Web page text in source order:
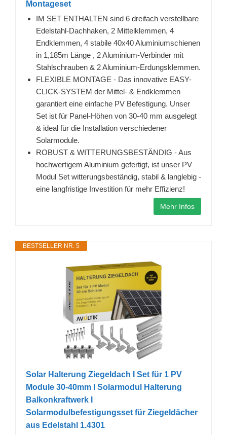
Montageset
IM SET ENTHALTEN sind 6 dreifach verstellbare
Edelstahl-Dachhaken, 2 Mittelklemmen, 4
Endklemmen, 4 stabile 40x40 Aluminiumschienen
in 1,185m Länge , 2 Aluminium-Verbinder mit
Stahlschrauben & 2 Aluminium-Erdungsklemmen.
FLEXIBLE MONTAGE - Das innovative EASY-
CLICK-SYSTEM der Mittel- & Endklemmen
garantiert eine einfache PV Befestigung. Unser
Set ist für Panel-Höhen von 30-40 mm ausgelegt
& ideal für die Installation verschiedener
Solarmodule.
ROBUST & WITTERUNGSBESTÄNDIG - Aus
hochwertigem Aluminium gefertigt, ist unser PV
Modul Set witterungsbeständig, stabil & langlebig -
eine langfristige Investition für mehr Effizienz!
Mehr Infos
BESTSELLER NR. 5
Solar Halterung Ziegeldach I Set für 1 PV
Module 30-40mm I Solarmodul Halterung
Balkonkraftwerk I
Solarmodulbefestigungsset für Ziegeldächer
aus Edelstahl 1.4301